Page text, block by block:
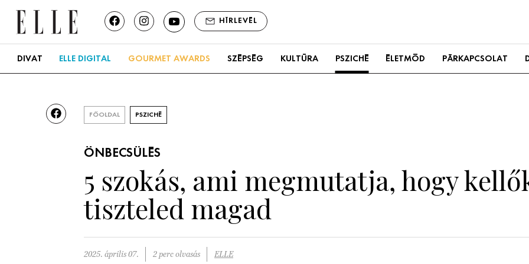
HÍRLEVÉL
DIVAT ELLE DIGITAL GOURMET AWARDS SZÉPSÉG KULTÚRA PSZICHÉ ÉLETMÓD PÁRKAPCSOLAT
FŐOLDAL PSZICHÉ
ÖNBECSÜLÉS
5 szokás, ami megmutatja, hogy
tiszteled magad
2025. április 07. 2 perc olvasás ELLE